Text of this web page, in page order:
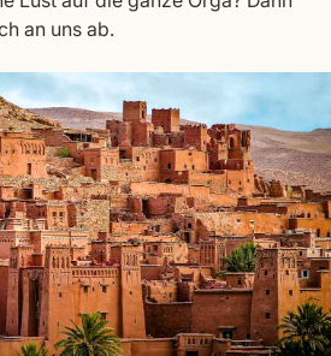
an uns ab.